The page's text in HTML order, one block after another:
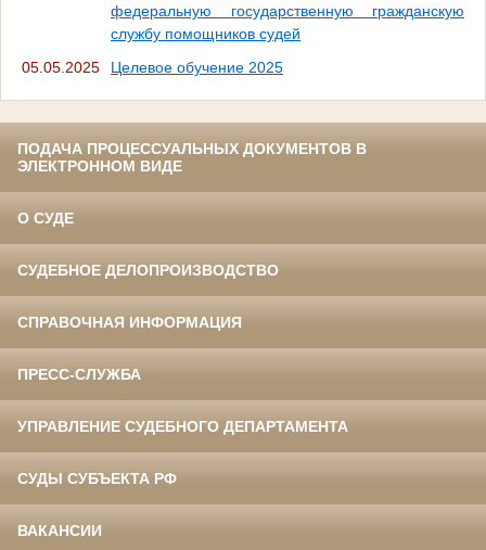
федеральную государственную гражданскую
службу помощников судей
05.05.2025
Целевое обучение 2025
ПОДАЧА ПРОЦЕССУАЛЬНЫХ ДОКУМЕНТОВ В
ЭЛЕКТРОННОМ ВИДЕ
О СУДЕ
СУДЕБНОЕ ДЕЛОПРОИЗВОДСТВО
СПРАВОЧНАЯ ИНФОРМАЦИЯ
ПРЕСС-СЛУЖБА
УПРАВЛЕНИЕ СУДЕБНОГО ДЕПАРТАМЕНТА
СУДЫ СУБЪЕКТА РФ
ВАКАНСИИ